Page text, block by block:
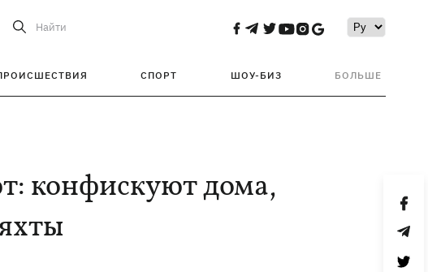
Найти
СПОРТ ШОУ-БИЗ БОЛЬШЕ
конфискуют дома,